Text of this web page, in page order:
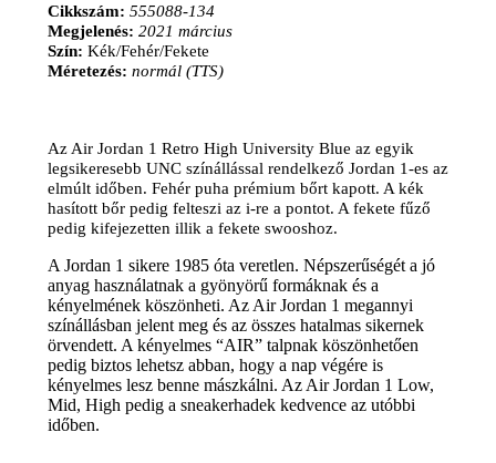
Cikkszám: 555088-134
Megjelenés: 2021 március
Szín: Kék/Fehér/Fekete
Méretezés: normál (TTS)
Az Air Jordan 1 Retro High University Blue az egyik
legsikeresebb UNC színállással rendelkező Jordan 1-es az
elmúlt időben. Fehér puha prémium bőrt kapott. A kék
hasított bőr pedig felteszi az i-re a pontot. A fekete fűző
pedig kifejezetten illik a fekete swooshoz.
A Jordan 1 sikere 1985 óta veretlen. Népszerűségét a jó
anyag használatnak a gyönyörű formáknak és a
kényelmének köszönheti. Az Air Jordan 1 megannyi
színállásban jelent meg és az összes hatalmas sikernek
örvendett. A kényelmes “AIR” talpnak köszönhetően
pedig biztos lehetsz abban, hogy a nap végére is
kényelmes lesz benne mászkálni. Az Air Jordan 1 Low,
Mid, High pedig a sneakerhadek kedvence az utóbbi
időben.